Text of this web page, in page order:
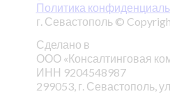
Политика
г. Севастополь ©
Сделано в
ООО «Консалтинговая
ИНН 9204548987
299053, г. Севастополь,